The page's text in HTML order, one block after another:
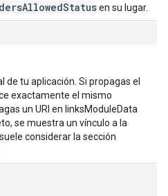
en su lugar.
de tu aplicación. Si propagas el
exactamente el mismo
un URI en linksModuleData
se muestra un vínculo a la
considerar la sección